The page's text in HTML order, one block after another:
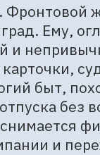
Фронтовой
Ему,
и
быт,
без
и